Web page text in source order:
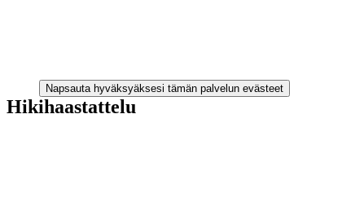
Napsauta hyväksyäksesi tämän palvelun evästeet
Hikihaastattelu